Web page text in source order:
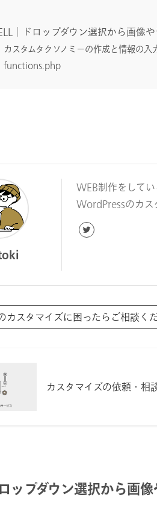
ドロップダウン選択から画像
カスタムタクソノミーの作成と情報の入
functions.php
WEB制作をしてい
WordPressのカス
カスタマイズに困ったらご相談く
カスタマイズの依頼・相
ップダウン選択から画像